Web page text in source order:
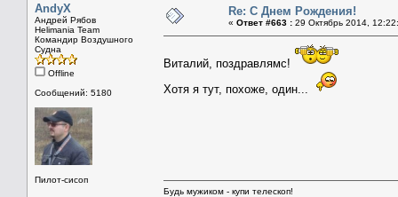
AndyX
Андрей Рябов
Helimania Team
Командир Воздушного
Судна
Offline
Сообщений: 5180
Пилот-сисоп
Re: С Днем Рождения!
« Ответ #663 : 29 Октябрь 2014,
Виталий, поздравлямс!
Хотя я тут, похоже, один...
Будь мужиком - купи телескоп!